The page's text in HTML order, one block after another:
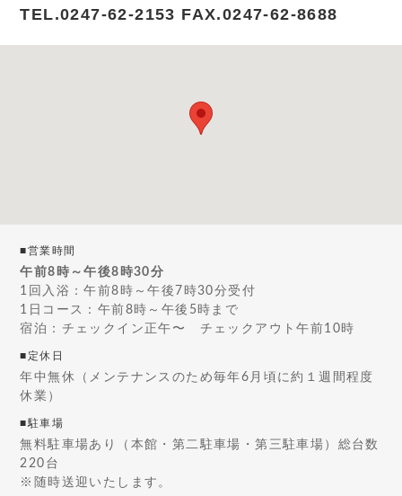
TEL.0247-62-2153 FAX.0247-62-8688
■営業時間
午前8時～午後8時30分
1回入浴：午前8時～午後7時30分受付
1日コース：午前8時～午後5時まで
宿泊：チェックイン正午〜 チェックアウト午前10時
■定休日
年中無休（メンテナンスのため毎年6月頃に約１週間程度
休業）
■駐車場
無料駐車場あり（本館・第二駐車場・第三駐車場）総台数
220台
※随時送迎いたします。